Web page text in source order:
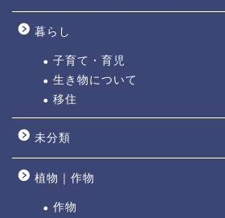
暮らし
子育て・育児
生き物について
移住
未分類
植物｜作物
作物